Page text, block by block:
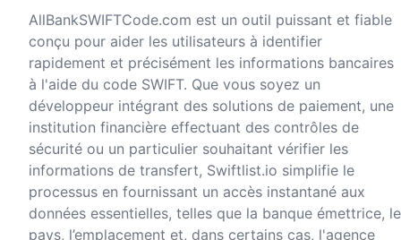
AllBankSWIFTCode.com est un outil puissant et fiable
conçu pour aider les utilisateurs à identifier
rapidement et précisément les informations bancaires
à l'aide du code SWIFT. Que vous soyez un
développeur intégrant des solutions de paiement, une
institution financière effectuant des contrôles de
sécurité ou un particulier souhaitant vérifier les
informations de transfert, Swiftlist.io simplifie le
processus en fournissant un accès instantané aux
données essentielles, telles que la banque émettrice, le
pays, l’emplacement et, dans certains cas, l'agence